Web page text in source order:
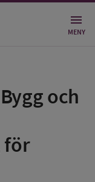
MENY
och
för